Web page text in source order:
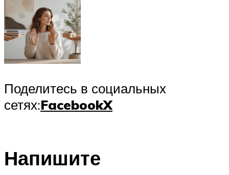
Поделитесь в социальных
сетях:FacebookX
Напишите